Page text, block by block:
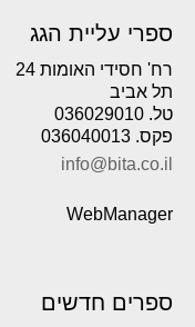
ספרי עליית הגג
רח' חסידי האומות 24
תל אביב
טל. 036029010
פקס. 036040013
info@bita.co.il
WebManager
ספרים חדשים